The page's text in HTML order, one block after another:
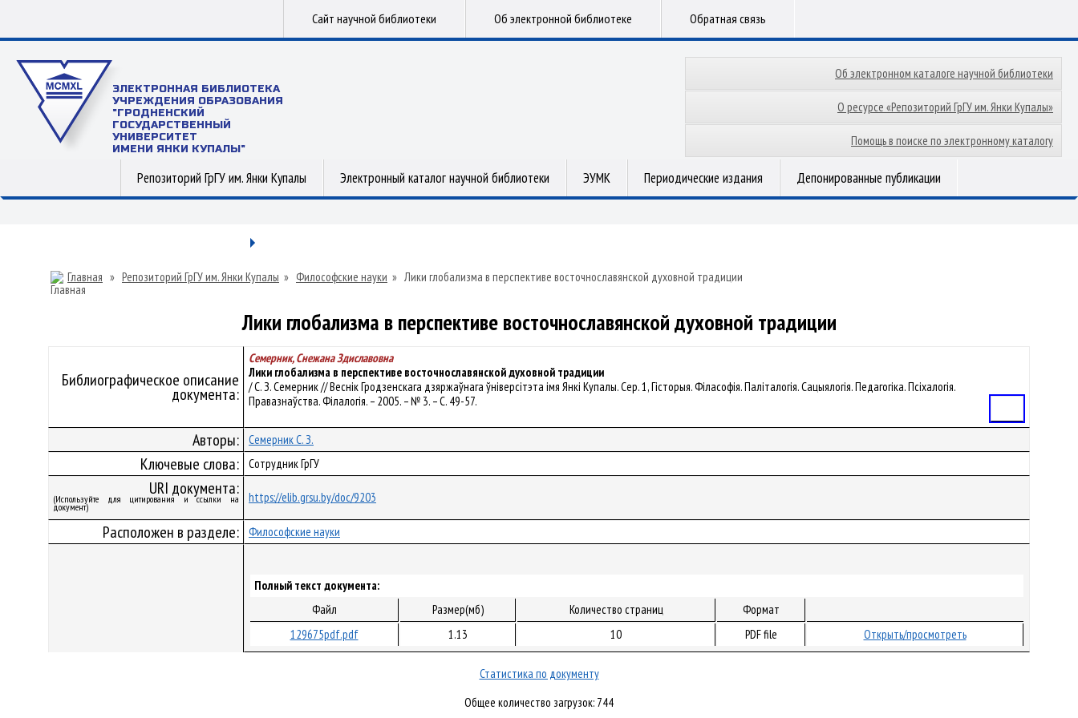
Сайт научной библиотеки Об электронной библиотеке Обратная связь
ЭЛЕКТРОННАЯ БИБЛИОТЕКА
УЧРЕЖДЕНИЯ ОБРАЗОВАНИЯ
"ГРОДНЕНСКИЙ
ГОСУДАРСТВЕННЫЙ
УНИВЕРСИТЕТ
ИМЕНИ ЯНКИ КУПАЛЫ"
Об электронном каталоге научной библиотеки
О ресурсе «Репозиторий ГрГУ им. Янки Купалы»
Помощь в поиске по электронному каталогу
Репозиторий ГрГУ им. Янки Купалы Электронный каталог научной библиотеки ЭУМК Периодические издания Депонированные публикации
Главная » Репозиторий ГрГУ им. Янки Купалы » Философские науки » Лики глобализма в перспективе восточнославянской духовной традиции
Лики глобализма в перспективе восточнославянской духовной традиции
Библиографическое описание
документа:
Семерник, Снежана Здиславовна
Лики глобализма в перспективе восточнославянской духовной традиции
/ С. З. Семерник // Веснік Гродзенскага дзяржаўнага ўніверсітэта імя Янкі Купалы. Сер. 1, Гісторыя. Філасофія. Паліталогія. Сацыялогія. Педагогіка. Псіхалогія.
Правазнаўства. Філалогія. – 2005. – № 3. – С. 49-57.
Авторы: Семерник С. З.
Ключевые слова: Сотрудник ГрГУ
URI документа:
(Используйте для цитирования и ссылки на
документ)
https://elib.grsu.by/doc/9203
Расположен в разделе: Философские науки
Полный текст документа:
Файл
Размер(мб) Количество страниц
Формат
129675pdf.pdf
1.13 10 PDF file Открыть/просмотреть
Статистика по документу
Общее количество загрузок: 744